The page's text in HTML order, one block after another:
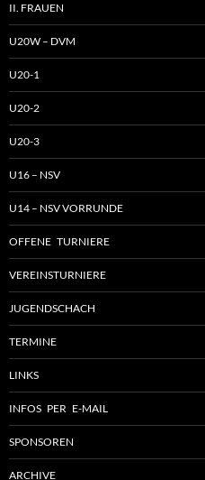
II. FRAUEN
U20W – DVM
U20-1
U20-2
U20-3
U16 – NSV
U14 – NSV VORRUNDE
OFFENE TURNIERE
VEREINSTURNIERE
JUGENDSCHACH
TERMINE
LINKS
INFOS PER E-MAIL
SPONSOREN
ARCHIVE